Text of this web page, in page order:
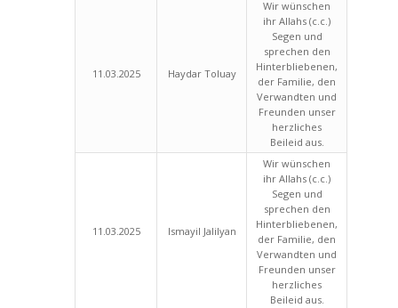
11.03.2025 Haydar Toluay
Wir wünschen
ihr Allahs (c.c.)
Segen und
sprechen den
Hinterbliebenen,
der Familie, den
Verwandten und
Freunden unser
herzliches
Beileid aus.
11.03.2025 Ismayil Jalilyan
Wir wünschen
ihr Allahs (c.c.)
Segen und
sprechen den
Hinterbliebenen,
der Familie, den
Verwandten und
Freunden unser
herzliches
Beileid aus.